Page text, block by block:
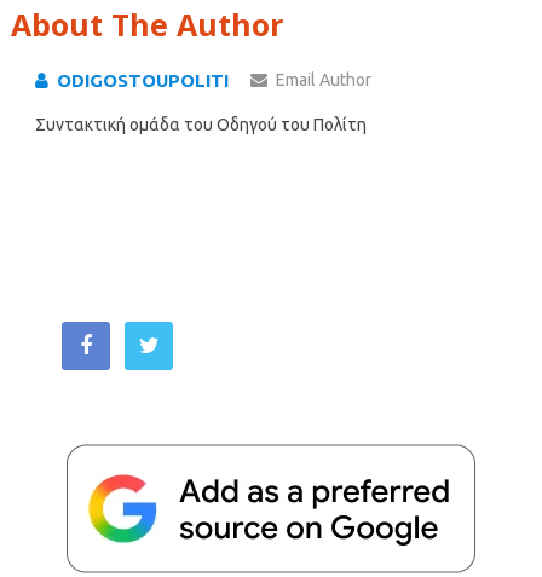
About The Author
ODIGOSTOUPOLITI Email Author
Συντακτική ομάδα του Οδηγού του Πολίτη